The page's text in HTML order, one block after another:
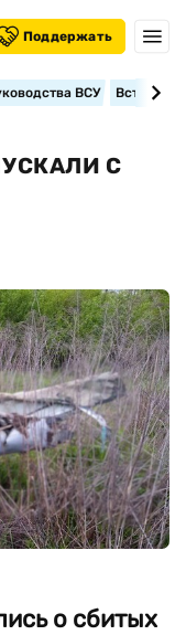
Поддержать
ВСУ
С
о сбитых